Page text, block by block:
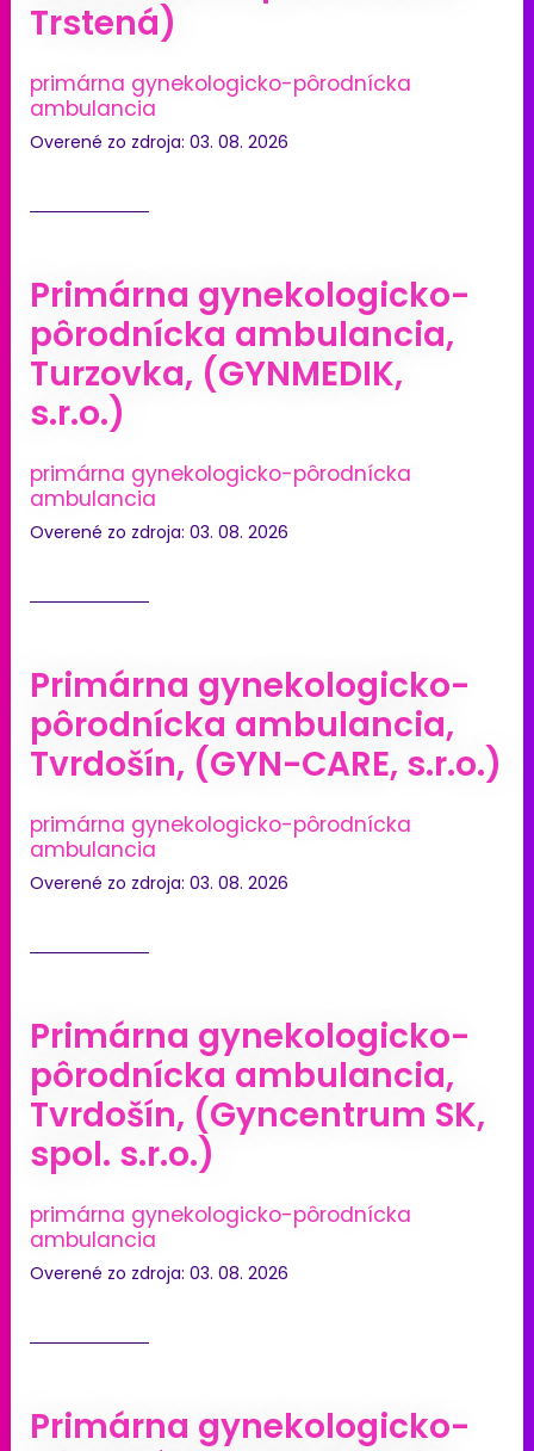
Trstená)
primárna gynekologicko-pôrodnícka
ambulancia
Overené zo zdroja: 03. 08. 2026
Primárna gynekologicko-
pôrodnícka ambulancia,
Turzovka, (GYNMEDIK,
s.r.o.)
primárna gynekologicko-pôrodnícka
ambulancia
Overené zo zdroja: 03. 08. 2026
Primárna gynekologicko-
pôrodnícka ambulancia,
Tvrdošín, (GYN-CARE, s.r.o.)
primárna gynekologicko-pôrodnícka
ambulancia
Overené zo zdroja: 03. 08. 2026
Primárna gynekologicko-
pôrodnícka ambulancia,
Tvrdošín, (Gyncentrum SK,
spol. s.r.o.)
primárna gynekologicko-pôrodnícka
ambulancia
Overené zo zdroja: 03. 08. 2026
Primárna gynekologicko-